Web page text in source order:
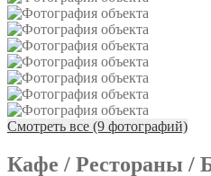
Смотреть все (9 фотографий)
Кафе / Рестораны /